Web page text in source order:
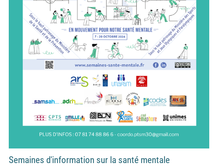
Semaines d'information sur la santé mentale